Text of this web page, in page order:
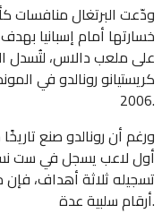
خسارتها أمام إسبانيا
على ملعب دالاس، لتُسدل
كريستيانو رونالدو في
2006.
ورغم أن رونالدو صنع
أول لاعب يسجل في ست
تسجيله ثلاثة أهداف، فإن
أرقام سلبية عدة.